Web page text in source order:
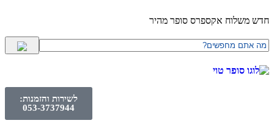
חדש משלוח אקספרס סופר מהיר
לשירות והזמנות:
053-3737944